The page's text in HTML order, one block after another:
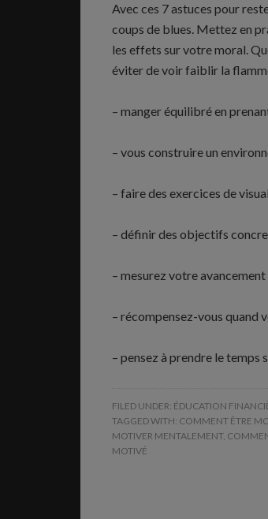
Avec ces 7 astuces pour
coups de blues. Mettez en
les effets sur votre moral.
éviter de voir faiblir la
– manger équilibré en
– vous construire un
– faire des exercices de
– définir des objectifs
– mesurez votre
– récompensez-vous quand
– pensez à prendre le temps
FILED UNDER: ÉDUCATION
TAGGED WITH: COMMENT ÊTRE
MOTIVER MENTALEMENT,
MOTIVÉ